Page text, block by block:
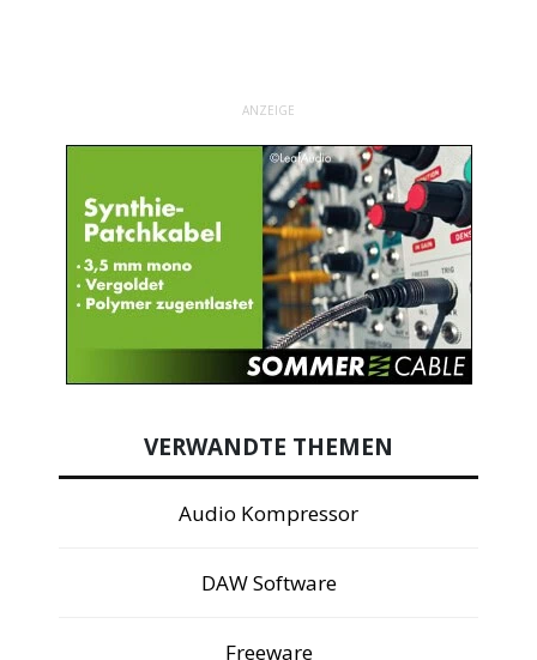
ANZEIGE
VERWANDTE THEMEN
Audio Kompressor
DAW Software
Freeware